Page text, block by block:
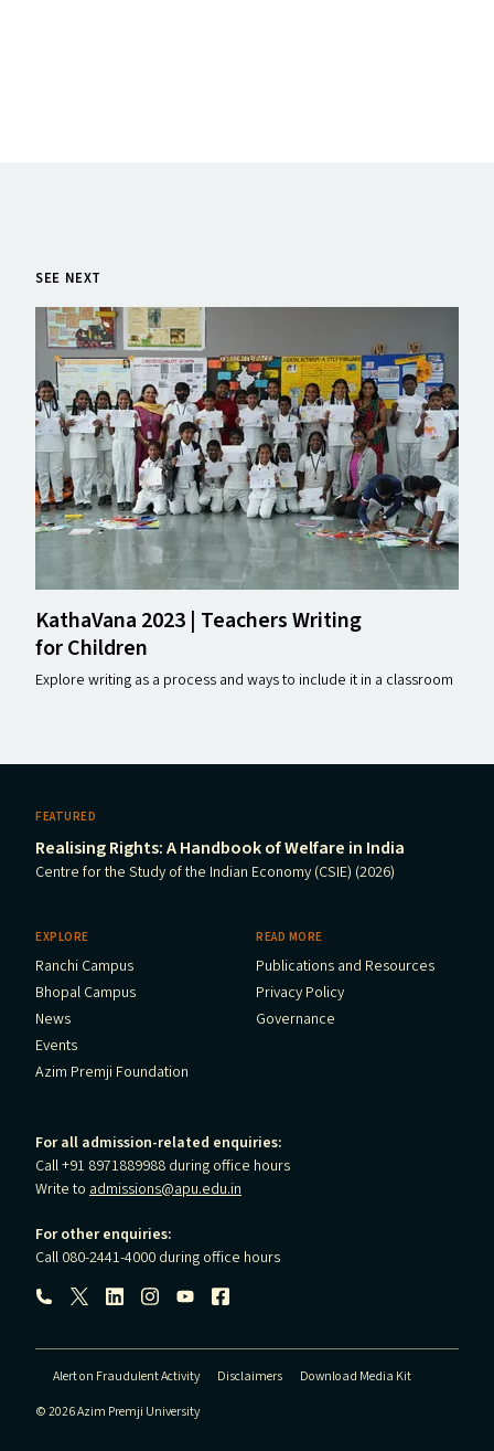
SEE NEXT
KathaVana 2023 | Teachers Writing
for Children
Explore writing as a process and ways to include it in a classroom
FEATURED
Realising Rights: A Handbook of Welfare in India
Centre for the Study of the Indian Economy (CSIE) (2026)
EXPLORE
Ranchi Campus
Bhopal Campus
News
Events
Azim Premji Foundation
READ MORE
Publications and Resources
Privacy Policy
Governance
For all admission-related enquiries:
Call +91 8971889988 during office hours
Write to admissions@apu.edu.in
For other enquiries:
Call 080-2441-4000 during office hours
Follow us:
Alert on Fraudulent Activity Disclaimers
Download Media Kit
© 2026 Azim Premji University